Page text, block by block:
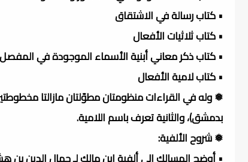
• كتاب رسالة في الاشتقاق
• كتاب ثلاثيات الأفعال
• كتاب ذكر معاني أبنية الأسماء الموجودة في المفصل
• كتاب لامية الأفعال
❅ وله في القراءات منظومتان مطوّلتان مازالتا
بدمشق)، والثانية تعرف باسم اللامية.
❅ شروح الألفية: